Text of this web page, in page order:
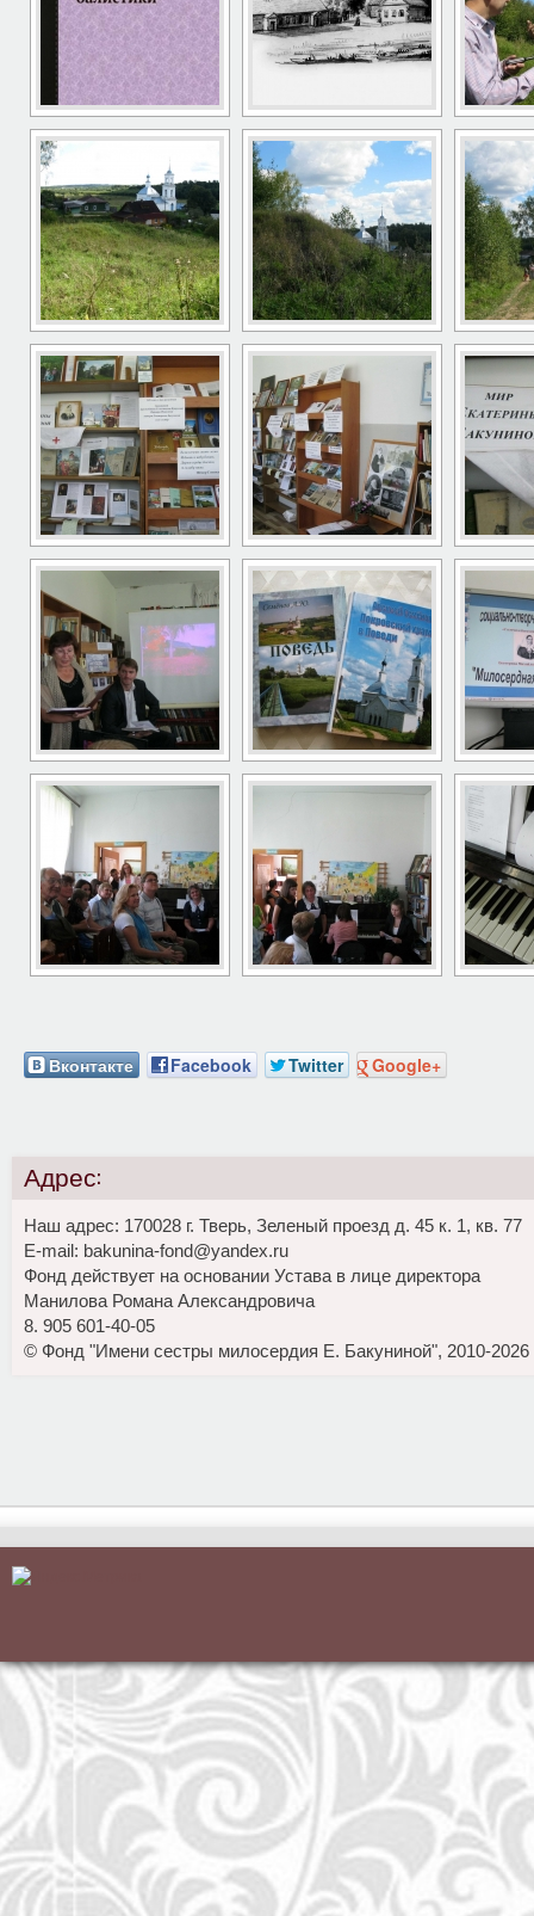
Вконтакте Facebook Twitter Google+
Адрес:
Наш адрес: 170028 г. Тверь, Зеленый проезд д. 45 к. 1, кв. 77
E-mail: bakunina-fond@yandex.ru
Фонд действует на основании Устава в лице директора
Манилова Романа Александровича
8. 905 601-40-05
© Фонд "Имени сестры милосердия Е. Бакуниной", 2010-2026